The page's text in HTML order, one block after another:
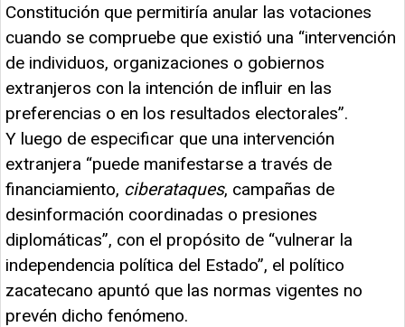
Constitución que permitiría anular las votaciones
cuando se compruebe que existió una “intervención
de individuos, organizaciones o gobiernos
extranjeros con la intención de influir en las
preferencias o en los resultados electorales”.
Y luego de especificar que una intervención
extranjera “puede manifestarse a través de
financiamiento, ciberataques, campañas de
desinformación coordinadas o presiones
diplomáticas”, con el propósito de “vulnerar la
independencia política del Estado”, el político
zacatecano apuntó que las normas vigentes no
prevén dicho fenómeno.